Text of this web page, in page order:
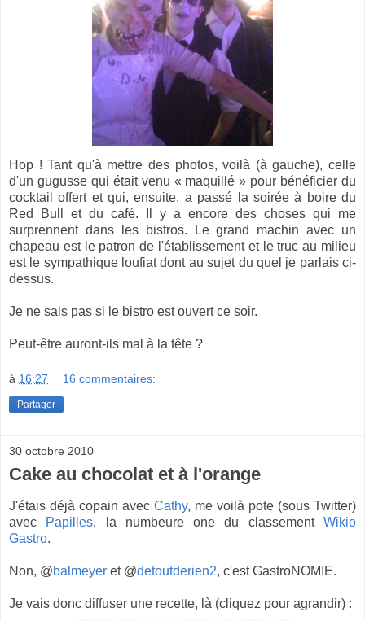
Hop ! Tant qu'à mettre des photos, voilà (à gauche), celle
d'un gugusse qui était venu « maquillé » pour bénéficier du
cocktail offert et qui, ensuite, a passé la soirée à boire du
Red Bull et du café. Il y a encore des choses qui me
surprennent dans les bistros. Le grand machin avec un
chapeau est le patron de l'établissement et le truc au milieu
est le sympathique loufiat dont au sujet du quel je parlais ci-
dessus.
Je ne sais pas si le bistro est ouvert ce soir.
Peut-être auront-ils mal à la tête ?
à 16:27 16 commentaires:
Partager
30 octobre 2010
Cake au chocolat et à l'orange
J'étais déjà copain avec Cathy, me voilà pote (sous Twitter)
avec
Papilles, la numbeure one du classementWikio
Gastro.
Non, @balmeyer et @detoutderien2, c'est GastroNOMIE.
Je vais donc diffuser une recette, là (cliquez pour agrandir) :